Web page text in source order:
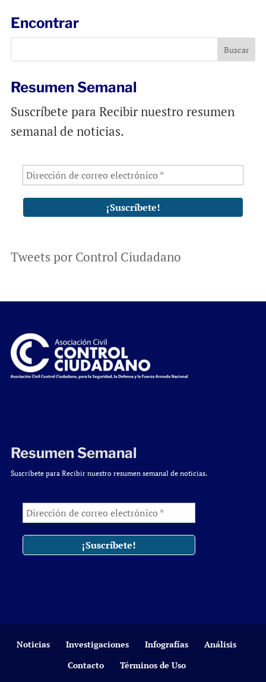
o
k
p
Encontrar
Resumen Semanal
Suscríbete para Recibir nuestro resumen
semanal de noticias.
Tweets por Control Ciudadano
Resumen Semanal
Suscríbete para Recibir nuestro resumen semanal de noticias.
Noticias Investigaciones Infografías
Análisis
Contacto
Términos de Uso